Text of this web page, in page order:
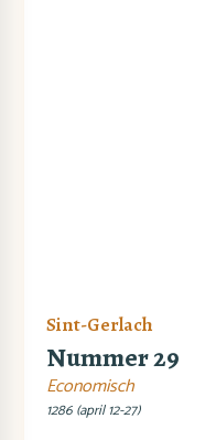
Sint-Gerlach
Nummer 29
Economisch
1286 (april 12-27)